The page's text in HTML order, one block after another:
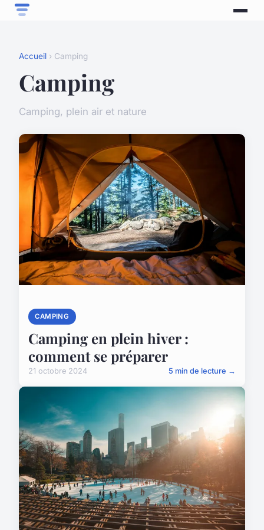
Accueil › Camping
Camping
Camping, plein air et nature
CAMPING
Camping en plein hiver :
comment se préparer
21 octobre 2024 5 min de lecture →